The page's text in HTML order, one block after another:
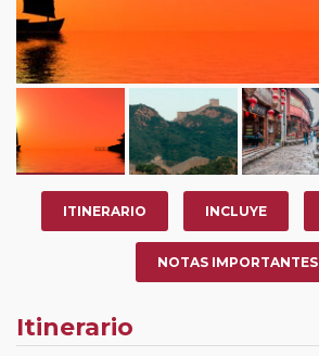
ITINERARIO INCLUYE
NOTAS IMPORTANTES
Itinerario